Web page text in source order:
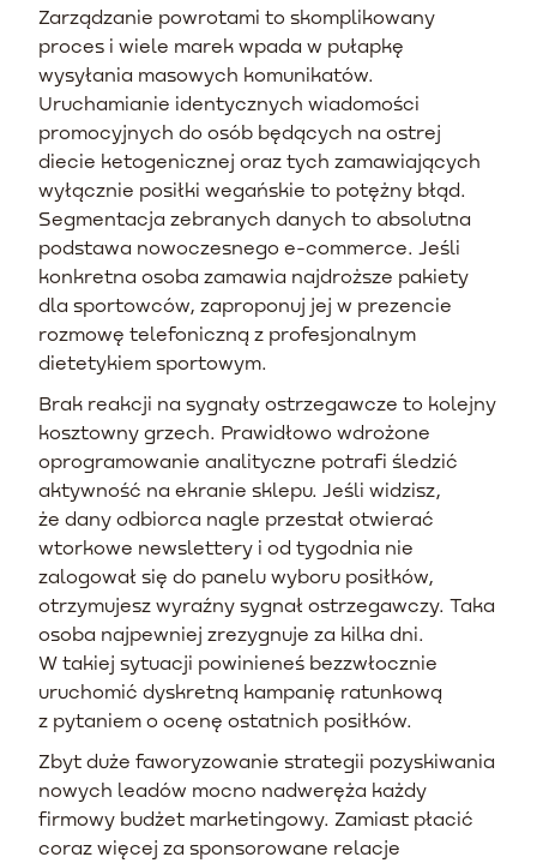
Zarządzanie powrotami to skomplikowany
proces i wiele marek wpada w pułapkę
wysyłania masowych komunikatów.
Uruchamianie identycznych wiadomości
promocyjnych do osób będących na ostrej
diecie ketogenicznej oraz tych zamawiających
wyłącznie posiłki wegańskie to potężny błąd.
Segmentacja zebranych danych to absolutna
podstawa nowoczesnego e-commerce. Jeśli
konkretna osoba zamawia najdroższe pakiety
dla sportowców, zaproponuj jej w prezencie
rozmowę telefoniczną z profesjonalnym
dietetykiem sportowym.
Brak reakcji na sygnały ostrzegawcze to kolejny
kosztowny grzech. Prawidłowo wdrożone
oprogramowanie analityczne potrafi śledzić
aktywność na ekranie sklepu. Jeśli widzisz,
że dany odbiorca nagle przestał otwierać
wtorkowe newslettery i od tygodnia nie
zalogował się do panelu wyboru posiłków,
otrzymujesz wyraźny sygnał ostrzegawczy. Taka
osoba najpewniej zrezygnuje za kilka dni.
W takiej sytuacji powinieneś bezzwłocznie
uruchomić dyskretną kampanię ratunkową
z pytaniem o ocenę ostatnich posiłków.
Zbyt duże faworyzowanie strategii pozyskiwania
nowych leadów mocno nadweręża każdy
firmowy budżet marketingowy. Zamiast płacić
coraz więcej za sponsorowane relacje